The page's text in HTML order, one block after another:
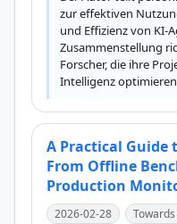
zur effektiven
und Effizienz von KI-
Zusammenstellung
Forscher, die ihre
Intelligenz
A Practical Guide
From Offline
Production
2026-02-28